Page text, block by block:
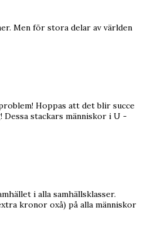
Men för stora delar av världen
Hoppas att det blir succe
Dessa stackars människor i U -
i alla samhällsklasser.
kronor oxå) på alla människor